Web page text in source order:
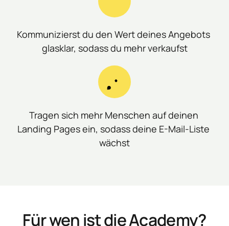
Kommunizierst du den Wert deines Angebots
glasklar, sodass du mehr verkaufst
Tragen sich mehr Menschen auf deinen
Landing Pages ein, sodass deine E-Mail-Liste
wächst
Für wen ist die Academy?